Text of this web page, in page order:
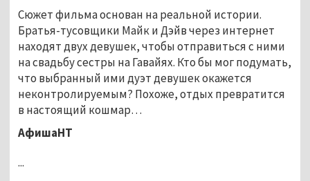
Сюжет фильма основан на реальной истории.
Братья-тусовщики Майк и Дэйв через интернет
находят двух девушек, чтобы отправиться с ними
на свадьбу сестры на Гавайях. Кто бы мог подумать,
что выбранный ими дуэт девушек окажется
неконтролируемым? Похоже, отдых превратится
в настоящий кошмар…
АфишаНТ
...